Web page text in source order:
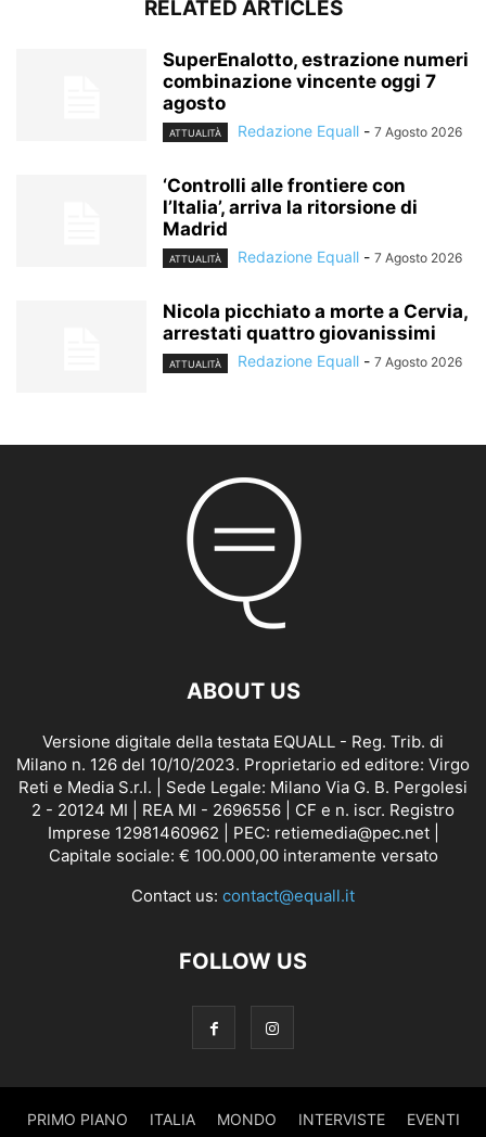
RELATED ARTICLES
SuperEnalotto, estrazione numeri
combinazione vincente oggi 7
agosto
ATTUALITÀ Redazione Equall - 7 Agosto 2026
‘Controlli alle frontiere con
l’Italia’, arriva la ritorsione di
Madrid
ATTUALITÀ Redazione Equall - 7 Agosto 2026
Nicola picchiato a morte a Cervia,
arrestati quattro giovanissimi
ATTUALITÀ Redazione Equall - 7 Agosto 2026
ABOUT US
Versione digitale della testata EQUALL - Reg. Trib. di
Milano n. 126 del 10/10/2023. Proprietario ed editore: Virgo
Reti e Media S.r.l. | Sede Legale: Milano Via G. B. Pergolesi
2 - 20124 MI | REA MI - 2696556 | CF e n. iscr. Registro
Imprese 12981460962 | PEC: retiemedia@pec.net |
Capitale sociale: € 100.000,00 interamente versato
Contact us: contact@equall.it
FOLLOW US
PRIMO PIANO ITALIA MONDO INTERVISTE EVENTI